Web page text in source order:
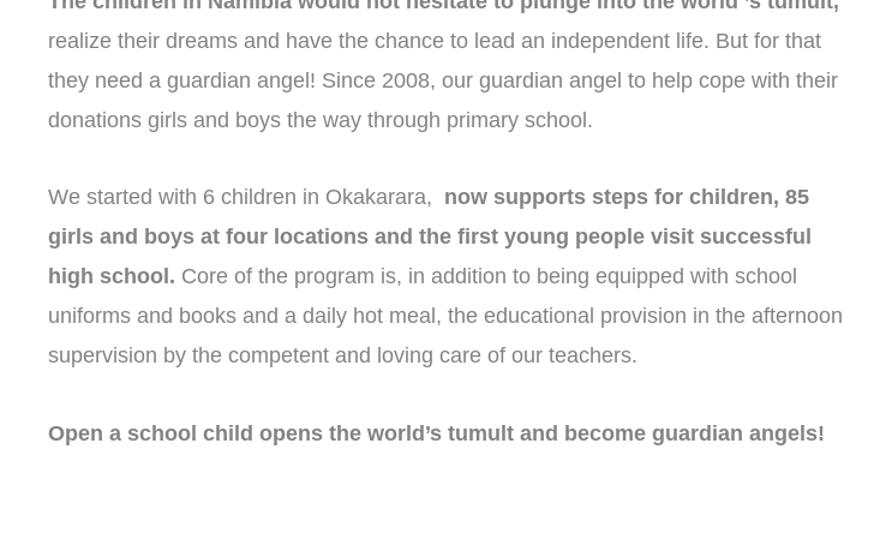
realize their dreams and have the chance to lead an independent life. But for that
they need a guardian angel! Since 2008, our guardian angel to help cope with their
donations girls and boys the way through primary school.
We started with 6 children in Okakarara, now supports steps for children, 85
girls and boys at four locations and the first young people visit successful
high school. Core of the program is, in addition to being equipped with school
uniforms and books and a daily hot meal, the educational provision in the afternoon
supervision by the competent and loving care of our teachers.
Open a school child opens the world’s tumult and become guardian angels!